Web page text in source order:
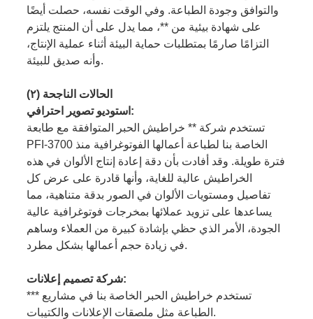
والتوافق وجودة الطباعة. وفي الوقت نفسه، حصلت أيضًا
على شهادة بيئية من **، مما يدل على أن المنتج يلتزم
التزامًا صارمًا بمتطلبات حماية البيئة أثناء عملية الإنتاج،
وأنه صديق للبيئة.
(٢) الحالات الناجحة
استوديو تصوير احترافي:
تستخدم شركة ** خراطيش الحبر المتوافقة مع طابعة
PFI-3700 الخاصة بنا لطباعة أعمالها الفوتوغرافية منذ
فترة طويلة. وقد أفادت بأن دقة إعادة إنتاج الألوان في هذه
الخراطيش عالية للغاية، وأنها قادرة على عرض كل
تفاصيل ومستويات الألوان في الصور بدقة متناهية، مما
يساعدها على تزويد عملائها بمخرجات فوتوغرافية عالية
الجودة، الأمر الذي حظي بإشادة كبيرة من العملاء وساهم
في زيادة حجم أعمالها بشكل مطرد.
شركة تصميم إعلانات:
*** تستخدم خراطيش الحبر الخاصة بنا في مشاريع
الطباعة مثل ملصقات الإعلانات والكتيبات.